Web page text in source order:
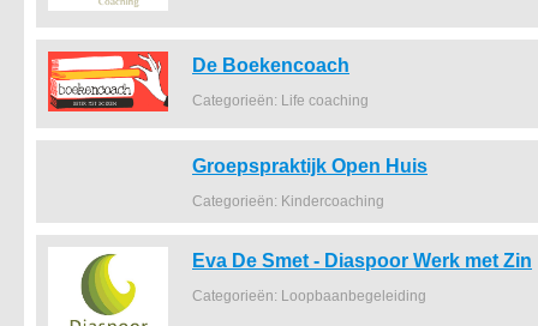
De Boekencoach
Categorieën: Life coaching
Groepspraktijk Open Huis
Categorieën: Kindercoaching
Eva De Smet - Diaspoor Werk met Zin
Categorieën: Loopbaanbegeleiding